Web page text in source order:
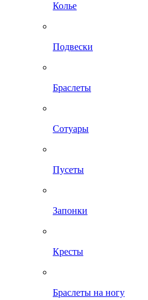
Колье
Подвески
Браслеты
Сотуары
Пусеты
Запонки
Кресты
Браслеты на ногу